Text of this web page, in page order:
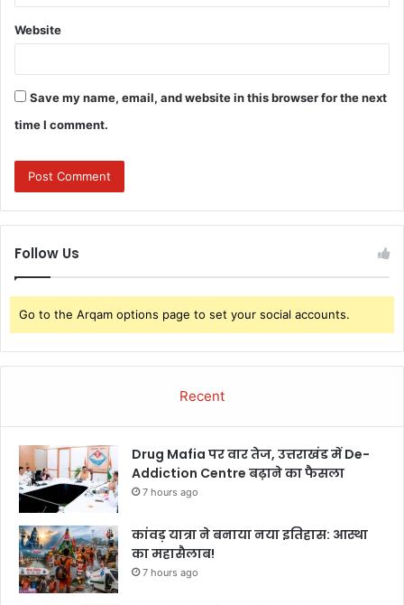
Website
Save my name, email, and website in this browser for the next
time I comment.
Follow Us
Go to the Arqam options page to set your social accounts.
Recent
Drug Mafia पर वार तेज, उत्तराखंड में De-
Addiction Centre बढ़ाने का फैसला
7 hours ago
कांवड़ यात्रा ने बनाया नया इतिहास: आस्था
का महासैलाब!
7 hours ago